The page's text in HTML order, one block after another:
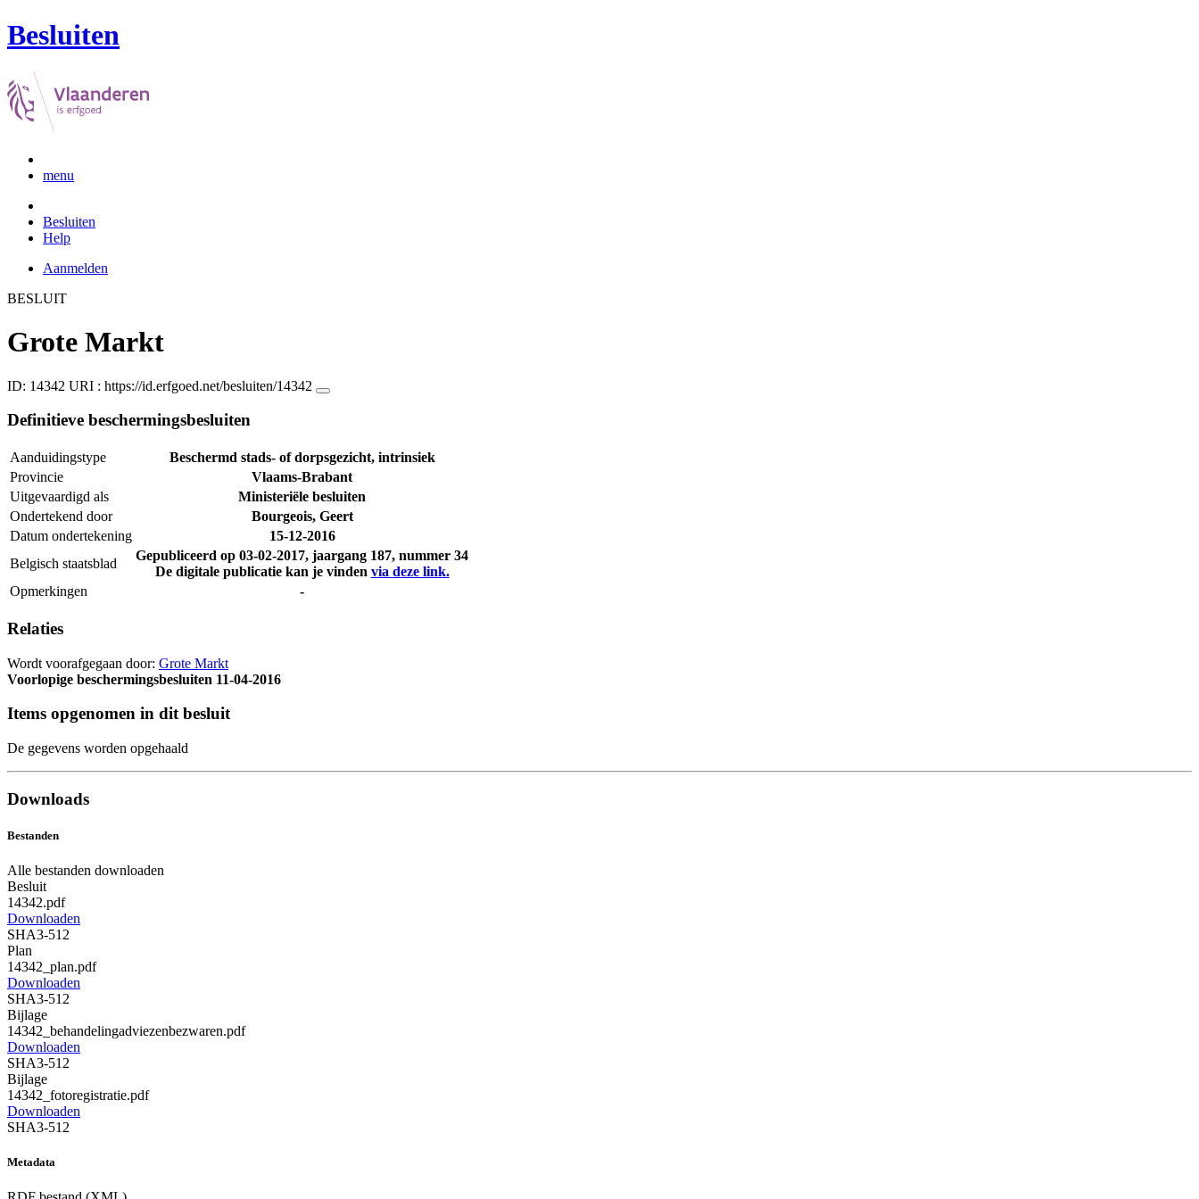
Besluiten
menu
Besluiten
Help
Aanmelden
BESLUIT
Grote Markt
ID: 14342 URI : https://id.erfgoed.net/besluiten/14342
Definitieve beschermingsbesluiten
Aanduidingstype
Beschermd stads- of dorpsgezicht, intrinsiek
Provincie
Vlaams-Brabant
Uitgevaardigd als
Ministeriële besluiten
Ondertekend door
Bourgeois, Geert
Datum ondertekening
15-12-2016
Belgisch staatsblad
Gepubliceerd op 03-02-2017, jaargang 187, nummer 34
De digitale publicatie kan je vinden via deze link.
Opmerkingen
-
Relaties
Wordt voorafgegaan door: Grote Markt
Voorlopige beschermingsbesluiten 11-04-2016
Items opgenomen in dit besluit
De gegevens worden opgehaald
Downloads
Bestanden
Alle bestanden downloaden
Besluit
14342.pdf
Downloaden
SHA3-512
Plan
14342_plan.pdf
Downloaden
SHA3-512
Bijlage
14342_behandelingadviezenbezwaren.pdf
Downloaden
SHA3-512
Bijlage
14342_fotoregistratie.pdf
Downloaden
SHA3-512
Metadata